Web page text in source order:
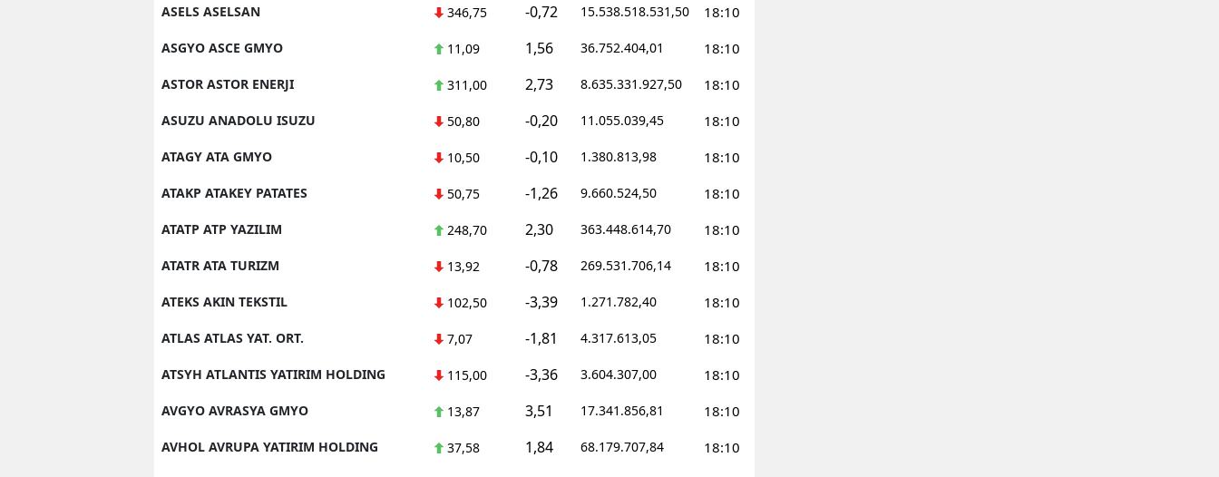
ASELS ASELSAN 346,75 -0,72 15.538.518.531,50 18:10
ASGYO ASCE GMYO 11,09 1,56 36.752.404,01 18:10
ASTOR ASTOR ENERJI 311,00 2,73 8.635.331.927,50 18:10
ASUZU ANADOLU ISUZU 50,80 -0,20 11.055.039,45 18:10
ATAGY ATA GMYO 10,50 -0,10 1.380.813,98 18:10
ATAKP ATAKEY PATATES 50,75 -1,26 9.660.524,50 18:10
ATATP ATP YAZILIM 248,70 2,30 363.448.614,70 18:10
ATATR ATA TURIZM 13,92 -0,78 269.531.706,14 18:10
ATEKS AKIN TEKSTIL 102,50 -3,39 1.271.782,40 18:10
ATLAS ATLAS YAT. ORT. 7,07 -1,81 4.317.613,05 18:10
ATSYH ATLANTIS YATIRIM HOLDING 115,00 -3,36 3.604.307,00 18:10
AVGYO AVRASYA GMYO 13,87 3,51 17.341.856,81 18:10
AVHOL AVRUPA YATIRIM HOLDING 37,58 1,84 68.179.707,84 18:10